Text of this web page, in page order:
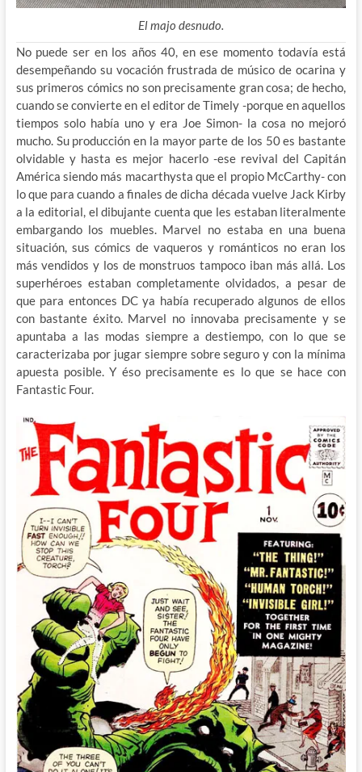
El majo desnudo.
No puede ser en los años 40, en ese momento todavía está
desempeñando su vocación frustrada de músico de ocarina y
sus primeros cómics no son precisamente gran cosa; de hecho,
cuando se convierte en el editor de Timely -porque en aquellos
tiempos solo había uno y era Joe Simon- la cosa no mejoró
mucho. Su producción en la mayor parte de los 50 es bastante
olvidable y hasta es mejor hacerlo -ese revival del Capitán
América siendo más macarthysta que el propio McCarthy- con
lo que para cuando a finales de dicha década vuelve Jack Kirby
a la editorial, el dibujante cuenta que les estaban literalmente
embargando los muebles. Marvel no estaba en una buena
situación, sus cómics de vaqueros y románticos no eran los
más vendidos y los de monstruos tampoco iban más allá. Los
superhéroes estaban completamente olvidados, a pesar de
que para entonces DC ya había recuperado algunos de ellos
con bastante éxito. Marvel no innovaba precisamente y se
apuntaba a las modas siempre a destiempo, con lo que se
caracterizaba por jugar siempre sobre seguro y con la mínima
apuesta posible. Y éso precisamente es lo que se hace con
Fantastic Four.